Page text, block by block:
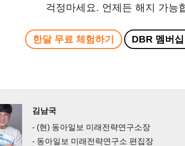
걱정마세요. 언제든 해지 가능
한달 무료 체험하기 DBR 멤버십
김남국
- (현) 동아일보 미래전략연구소장
- 동아일보 미래전략연구소 편집장